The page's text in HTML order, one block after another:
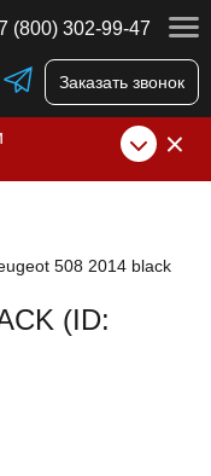
(800) 302-99-47
Заказать звонок
в соц сетях
508 2014 black
(ID: